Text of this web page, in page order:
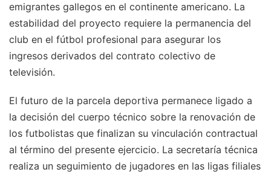
emigrantes gallegos en el continente americano. La
estabilidad del proyecto requiere la permanencia del
club en el fútbol profesional para asegurar los
ingresos derivados del contrato colectivo de
televisión.
El futuro de la parcela deportiva permanece ligado a
la decisión del cuerpo técnico sobre la renovación de
los futbolistas que finalizan su vinculación contractual
al término del presente ejercicio. La secretaría técnica
realiza un seguimiento de jugadores en las ligas filiales